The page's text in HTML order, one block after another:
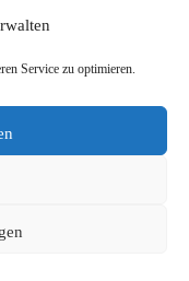
Service zu optimieren.